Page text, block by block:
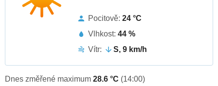
Pocitově: 24 °C
Vlhkost: 44 %
Vítr:
S, 9 km/h
Dnes změřené maximum 28.6 °C (14:00)